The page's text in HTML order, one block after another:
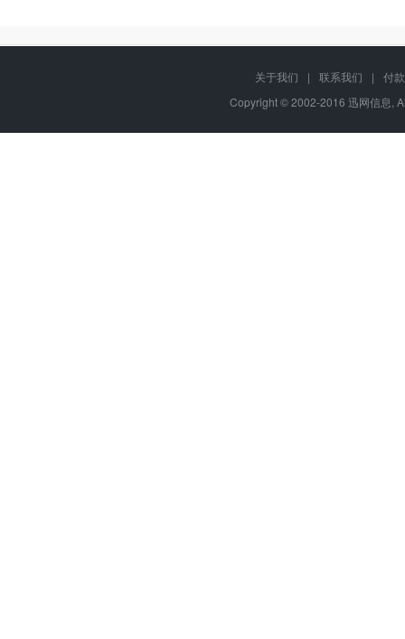
关于我们 | 联系我们 |
付
Copyright © 2002-2016 迅网信息,